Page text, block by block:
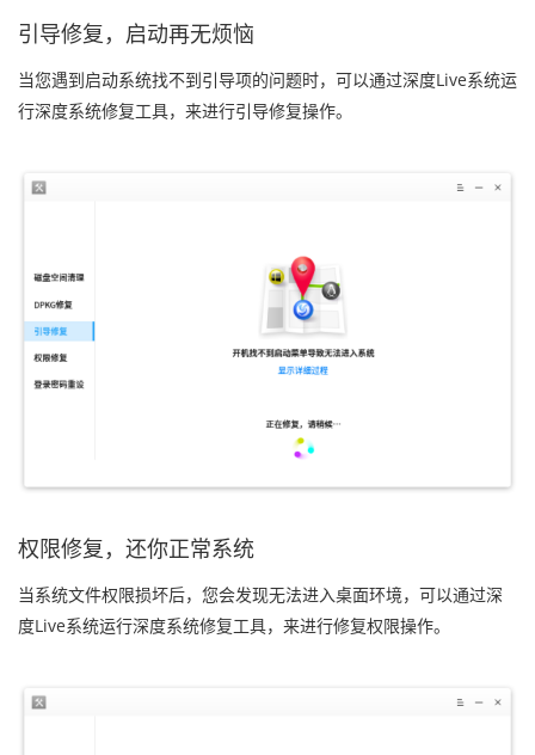
引导修复，启动再无烦恼
当您遇到启动系统找不到引导项的问题时，可以通过深度Live系统运
行深度系统修复工具，来进行引导修复操作。
权限修复，还你正常系统
当系统文件权限损坏后，您会发现无法进入桌面环境，可以通过深
度Live系统运行深度系统修复工具，来进行修复权限操作。